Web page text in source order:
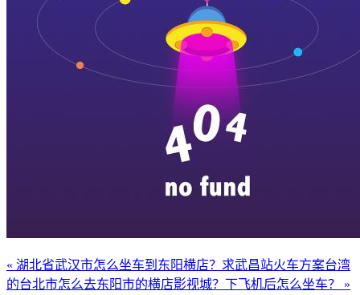
« 湖北省武汉市怎么坐车到东阳横店？求武昌站火车方案台湾
的台北市怎么去东阳市的横店影视城？下飞机后怎么坐车？ »